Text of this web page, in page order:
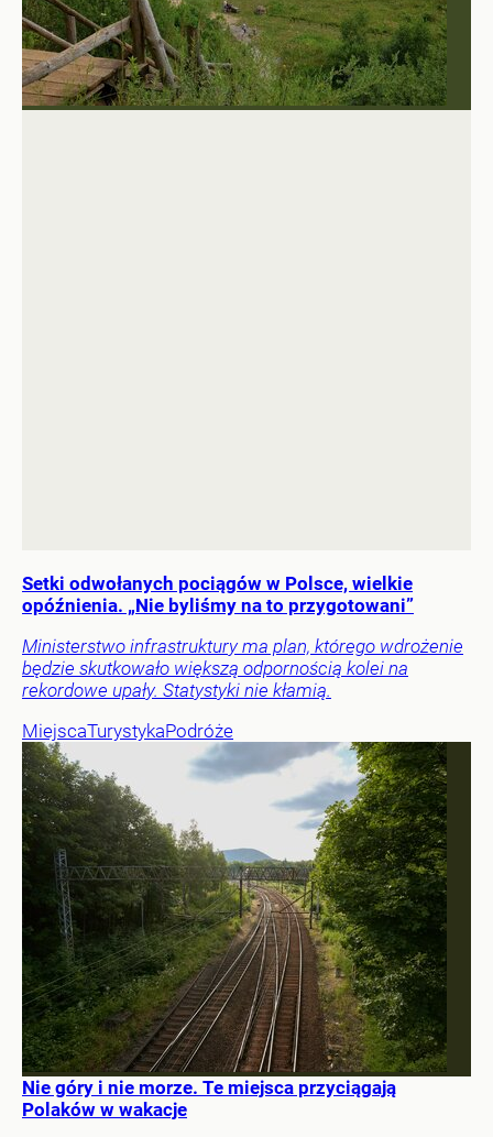
Setki odwołanych pociągów w Polsce, wielkie
opóźnienia. „Nie byliśmy na to przygotowani”
Ministerstwo infrastruktury ma plan, którego wdrożenie
będzie skutkowało większą odpornością kolei na
rekordowe upały. Statystyki nie kłamią.
MiejscaTurystykaPodróże
Nie góry i nie morze. Te miejsca przyciągają
Polaków w wakacje